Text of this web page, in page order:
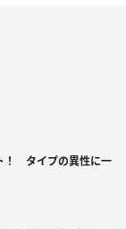
！ タイプの異性に一